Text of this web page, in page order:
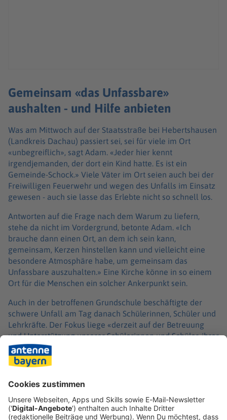
Gemeinsam «das Unfassbare»
aushalten - und Hilfe anbieten
Was am Mittwoch auf der Staatsstraße bei Hebertshausen
(Landkreis Dachau) passiert sei, sei für viele im Ort
«unbegreiflich», sagt Adam. «Jeder hier kennt
irgendjemanden, der dort ein Kind hatte. Es ist ein
Gemeinde-Schock.» Viele Väter im Ort seien auch bei der
Freiwilligen Feuerwehr und wegen des Unfalls im Einsatz
gewesen - auch sie lasse das Erlebte nicht so schnell los.
Antworten auf die Frage nach dem Warum zu liefern,
stehe da nicht im Vordergrund, betonte Adam. «Ich
brauche dann einen Ort, an dem ich sein kann,
gemeinsam, Kerzen hinstellen kann und vielleicht eine
besondere Atmosphäre habe, um gemeinsam das
Unfassbare auszuhalten.» Eine Kirche könne in so einem
Ort für die Menschen ein solcher Ankerpunkt sein.
Auch in der betroffenen Grundschule beschäftigte der
schwere Unfall am Tag danach Schülerinnen, Schüler und
Lehrkräfte. Der Fokus liege «derzeit auf der Betreuung
und Unterstützung unserer Schülerinnen und Schüler, ihrer
Familien sowie unserer gesamten Schulgemeinschaft»,
heißt es. «Hierzu arbeiten wir auch mit geschulten
Fachkräften sowie den vorgesetzten Dienststellen
zusammen und bieten bei Bedarf umfangreiche